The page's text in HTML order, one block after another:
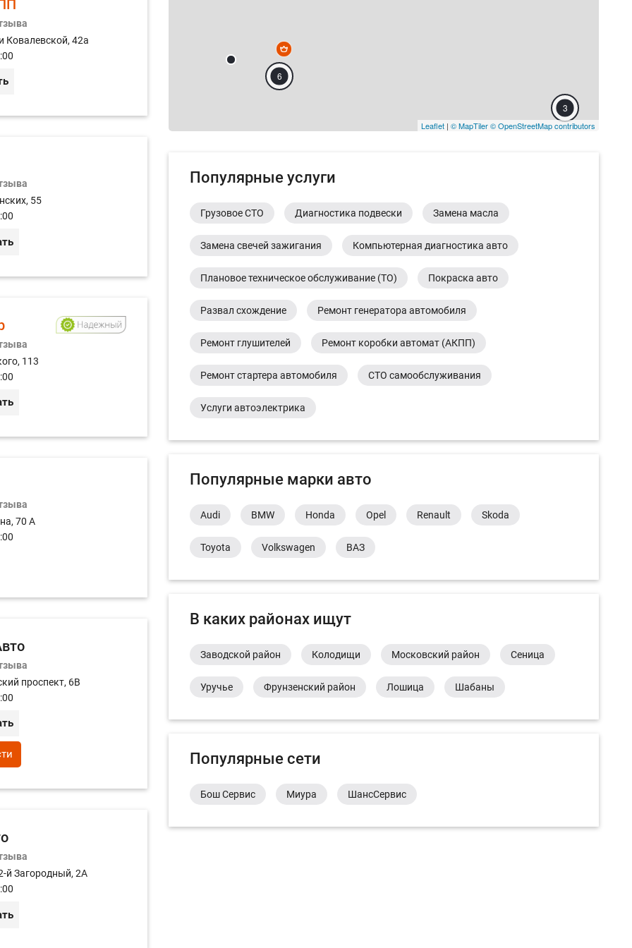
Ковалевской, 42а
55
113
70 А
проспект, 6В
й Загородный, 2А
2
3
6
Leaflet | © MapTiler© OpenStreetMap contributors
Популярные услуги
Грузовое СТО Диагностика подвески Замена масла
Замена свечей зажигания Компьютерная диагностика авто
Плановое техническое обслуживание (ТО) Покраска авто
Развал схождение Ремонт генератора автомобиля
Ремонт глушителей Ремонт коробки автомат (АКПП)
Ремонт стартера автомобиля СТО самообслуживания
Услуги автоэлектрика
Популярные марки авто
Audi BMW Honda Opel Renault Skoda
Toyota Volkswagen ВАЗ
В каких районах ищут
Заводской район Колодищи Московский район Сеница
Уручье Фрунзенский район Лошица Шабаны
Популярные сети
Бош Сервис Миура ШансСервис